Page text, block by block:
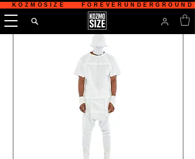
KOZMOSIZE    FOREVERUNDERGROUND